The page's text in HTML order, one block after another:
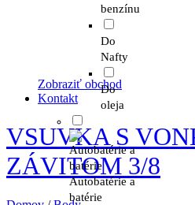
benzínu
Do
Nafty
Do
oleja
Autobatérie a
batérie
Zobraziť obchod
Kontakt
VSUVKA S
ZÁVITOM 3/8